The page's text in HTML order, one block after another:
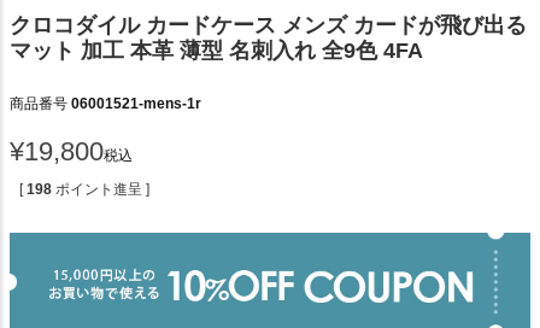
クロコダイル カードケース メンズ カードが飛び出る
マット 加工 本革 薄型 名刺入れ 全9色 4FA
商品番号 06001521-mens-1r
¥19,800税込
[ 198 ポイント進呈 ]